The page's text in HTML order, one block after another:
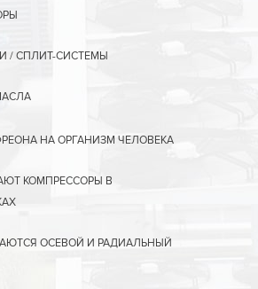
/ СПЛИТ-СИСТЕМЫ
НА ОРГАНИЗМ ЧЕЛОВЕКА
КОМПРЕССОРЫ В
ОСЕВОЙ И РАДИАЛЬНЫЙ